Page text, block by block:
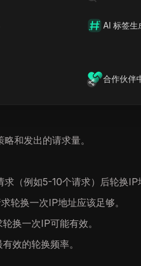
AI 标签生
合作伙伴
求的IP地址。这些被称为速率
封禁。利用IP轮换通过将请求
和发出的请求量。
（例如5-10个请求）后轮换IP
轮换一次IP地址应该足够。
换一次IP可能有效。
效的轮换频率。